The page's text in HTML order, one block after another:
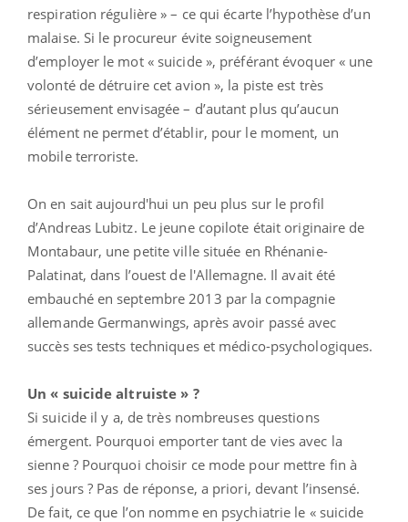
respiration régulière » – ce qui écarte l’hypothèse d’un
malaise. Si le procureur évite soigneusement
d’employer le mot « suicide », préférant évoquer « une
volonté de détruire cet avion », la piste est très
sérieusement envisagée – d’autant plus qu’aucun
élément ne permet d’établir, pour le moment, un
mobile terroriste.
On en sait aujourd'hui un peu plus sur le profil
d’Andreas Lubitz. Le jeune copilote était originaire de
Montabaur, une petite ville située en Rhénanie-
Palatinat, dans l’ouest de l'Allemagne. Il avait été
embauché en septembre 2013 par la compagnie
allemande Germanwings, après avoir passé avec
succès ses tests techniques et médico-psychologiques.
Un « suicide altruiste » ?
Si suicide il y a, de très nombreuses questions
émergent. Pourquoi emporter tant de vies avec la
sienne ? Pourquoi choisir ce mode pour mettre fin à
ses jours ? Pas de réponse, a priori, devant l’insensé.
De fait, ce que l’on nomme en psychiatrie le « suicide